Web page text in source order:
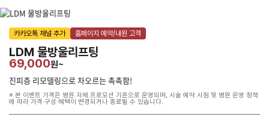
카카오톡 채널 추가 홈페이지 예약/내원 고객
LDM 물방울리프팅
69,000원~
진피층 리모델링으로 차오르는 촉촉함!
※ 본 이벤트 가격은 병원 자체 프로모션 기준으로 운영되며, 시술 예약 시점 및 병원 운영 정책
에 따라 가격·구성·혜택이 변경되거나 종료될 수 있습니다.